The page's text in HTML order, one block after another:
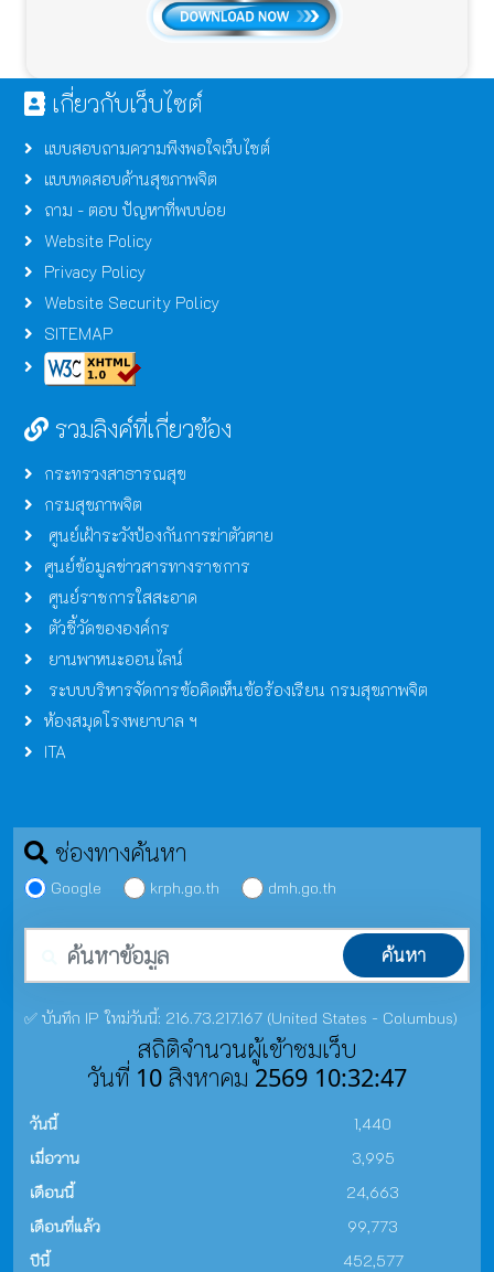
เกี่ยวกับเว็บไซต์
แบบสอบถามความพึงพอใจเว็บไซต์
แบบทดสอบด้านสุขภาพจิต
ถาม - ตอบ ปัญหาที่พบบ่อย
Website Policy
Privacy Policy
Website Security Policy
SITEMAP
รวมลิงค์ที่เกี่ยวข้อง
กระทรวงสาธารณสุข
กรมสุขภาพจิต
ศูนย์เฝ้าระวังป้องกันการฆ่าตัวตาย
ศูนย์ข้อมูลข่าวสารทางราชการ
ศูนย์ราชการใสสะอาด
ตัวชี้วัดขององค์กร
ยานพาหนะออนไลน์
ระบบบริหารจัดการข้อคิดเห็นข้อร้องเรียน กรมสุขภาพจิต
ห้องสมุดโรงพยาบาล ฯ
ITA
ช่องทางค้นหา
Google krph.go.th dmh.go.th
ค้นหา
✅ บันทึก IP ใหม่วันนี้: 216.73.217.167 (United States - Columbus)
สถิติจำนวนผู้เข้าชมเว็บ
วันที่ 10 สิงหาคม 2569 10:32:47
วันนี้
1,440
เมื่อวาน
3,995
เดือนนี้
24,663
เดือนที่แล้ว
99,773
ปีนี้
452,577